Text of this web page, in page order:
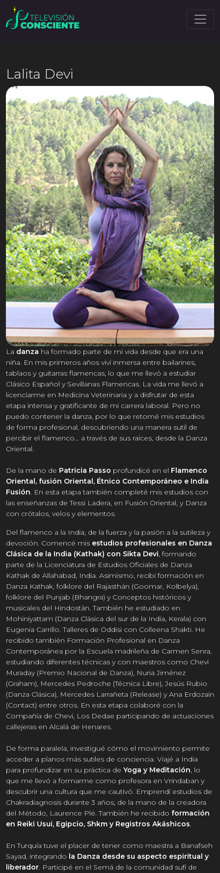
Lalita Devi
La danza ha formado parte de mi vida desde que era una
niña. En mis primeros años viví inmersa entre bailarines,
tablaos y guitarras flamencas, lo que me llevó a estudiar
Clásico Español y Sevillanas Flamencas. La vida me llevó a
licenciarme en Medicina Veterinaria y a disfrutar de esta
etapa intensa y gratificante de mi carrera laboral. Pero no
puedo contener la danza, por lo que retomé mis estudios
de forma profesional, descubriendo una manera sutil de
percibir el flamenco... a través de sus raíces, desde la Danza
Oriental.
De la mano de Patricia Passo profundicé en el Flamenco
Oriental, fusión Oriental, Étnico Contemporáneo e India
Fusión. En esta etapa también completé mis estudios con
las enseñanzas de Tessi Ladera, en Fusión Oriental, y Danza
con crótalos, velos y elementos.
Del flamenco a la India, de la fuerza y la pasión a la sutileza y
devoción. Comencé mis estudios profesionales en Danza
Clásica de la India (Kathak) con Sikta Devi, formando
parte de la Licenciatura de Estudios Oficiales de Danza
Kathak de Allahabad, India. Asimismo, recibí formación en
Danza Kathak, folklore del Rajasthán (Goomar, Kolbelya),
folklore del Punjab (Bhangra) y Conceptos históricos y
musicales del Hindostán. También he estudiado en
Mohiniyattam (Danza Clásica del sur de la India, Kerala) con
Eugenia Carrillo. Talleres de Oddisi con Colleena Shakti. He
recibido también Formación Profesional en Danza
Contemporánea por la Escuela madrileña de Carmen Senra,
estudiando diferentes técnicas y con maestros como Chevi
Muraday (Premio Nacional de Danza), Nuria Jiménez
(Graham), Mercedes Pedroche (Técnica Libre), Jesús Rubio
(Danza Clásica), Mercedes Larrañeta (Release) y Ana Erdozain
(Contact) entre otros. En esta etapa colaboré con la
Compañía de Chevi, Los Dedae participando de actuaciones
callejeras en Alcalá de Henares.
De forma paralela, investigué cómo el movimiento permite
acceder a planos más sutiles de conciencia. Viajé a India
para profundizar en su práctica de Yoga y Meditación, lo
que me llevó a formarme como profesora en Vrindaban y
descubrir una cultura que me cautivó. Emprendí estudios de
Chakradiagnosis durante 3 años, de la mano de la creadora
del Método, Laurence Plé. También he recibido formación
en Reiki Usui, Egipcio, Shkm y Registros Akáshicos.
En Turquía tuve el placer de tener como maestra a Banafseh
Sayad, integrando la Danza desde su aspecto espiritual y
liberador. Participé en el Semá de la comunidad sufí de